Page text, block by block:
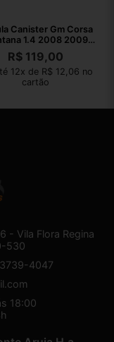
Canister Gm Corsa
1.4 2008 2009
2010
R$119,00
12x de R$ 12,06 no
cartão
- Vila Flora Regina
530
4047
18:00